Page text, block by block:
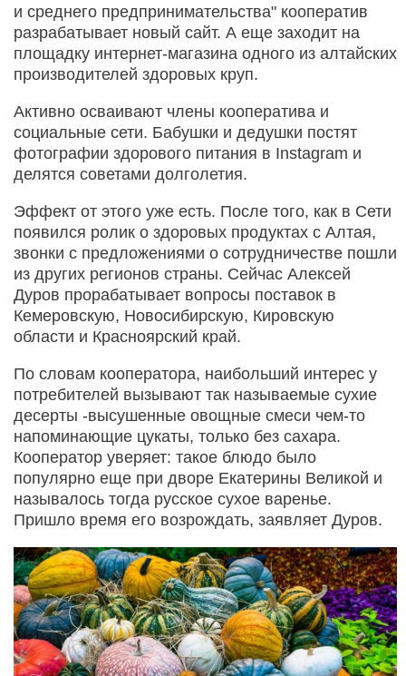
и среднего предпринимательства" кооператив
разрабатывает новый сайт. А еще заходит на
площадку интернет-магазина одного из алтайских
производителей здоровых круп.
Активно осваивают члены кооператива и
социальные сети. Бабушки и дедушки постят
фотографии здорового питания в Instagram и
делятся советами долголетия.
Эффект от этого уже есть. После того, как в Сети
появился ролик о здоровых продуктах с Алтая,
звонки с предложениями о сотрудничестве пошли
из других регионов страны. Сейчас Алексей
Дуров прорабатывает вопросы поставок в
Кемеровскую, Новосибирскую, Кировскую
области и Красноярский край.
По словам кооператора, наибольший интерес у
потребителей вызывают так называемые сухие
десерты -высушенные овощные смеси чем-то
напоминающие цукаты, только без сахара.
Кооператор уверяет: такое блюдо было
популярно еще при дворе Екатерины Великой и
называлось тогда русское сухое варенье.
Пришло время его возрождать, заявляет Дуров.